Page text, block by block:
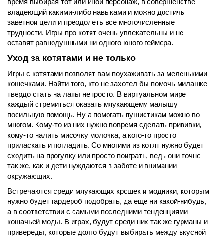
время выбирая тот или иной персонаж, в совершенстве
владеющий какими-либо навыками и можно достичь
заветной цели и преодолеть все многочисленные
трудности. Игры про котят очень увлекательны и не
оставят равнодушными ни одного юного геймера.
Уход за котятами и не только
Игры с котятами позволят вам поухаживать за меленькими
кошечками. Найти того, кто не захотел бы помочь милашке
твердо стать на лапы непросто. В виртуальном мире
каждый стремиться оказать мяукающему малышу
посильную помощь. Ну а помогать пушистикам можно во
многом. Кому-то из них нужно вовремя сделать прививки,
кому-то налить мисочку молочка, а кого-то просто
приласкать и погладить. Со многими из котят нужно будет
сходить на прогулку или просто поиграть, ведь они точно
так же, как и дети нуждаются в заботе и внимании
окружающих.
Встречаются среди мяукающих крошек и модники, которым
нужно будет гардероб подобрать, да еще ни какой-нибудь,
а в соответствии с самыми последними тенденциями
кошачьей моды. В играх, будут среди них так же гурманы и
привереды, которые долго будут выбирать между вкусной